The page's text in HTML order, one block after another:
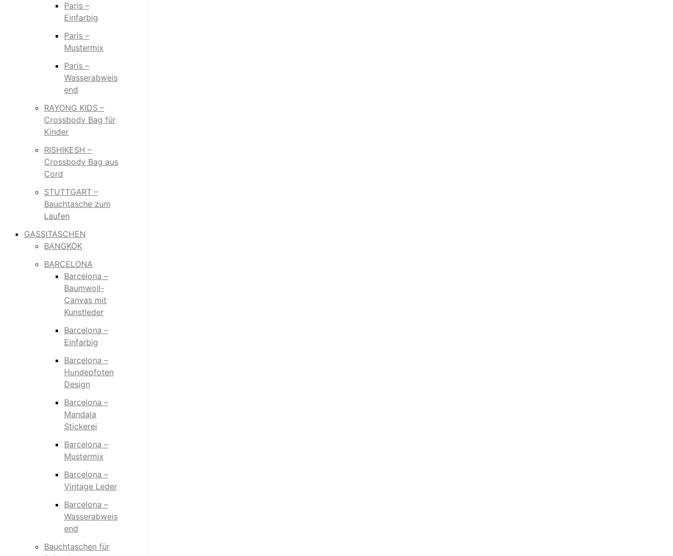
Paris –
Einfarbig
Paris –
Mustermix
Paris –
Wasserabweis
end
RAYONG KIDS –
Crossbody Bag für
Kinder
RISHIKESH –
Crossbody Bag aus
Cord
STUTTGART –
Bauchtasche zum
Laufen
GASSITASCHEN
BANGKOK
BARCELONA
Barcelona –
Baumwoll-
Canvas mit
Kunstleder
Barcelona –
Einfarbig
Barcelona –
Hundepfoten
Design
Barcelona –
Mandala
Stickerei
Barcelona –
Mustermix
Barcelona –
Vintage Leder
Barcelona –
Wasserabweis
end
Bauchtaschen für